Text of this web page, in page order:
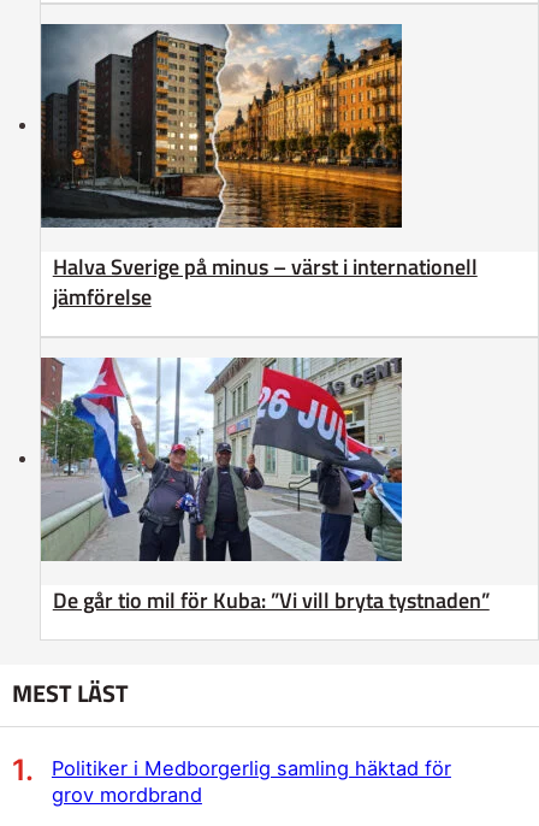
Halva Sverige på minus – värst i internationell
jämförelse
De går tio mil för Kuba: ”Vi vill bryta tystnaden”
MEST LÄST
Politiker i Medborgerlig samling häktad för
grov mordbrand